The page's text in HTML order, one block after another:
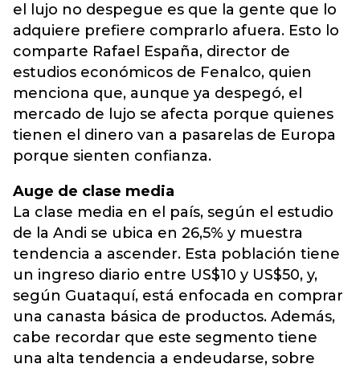
el lujo no despegue es que la gente que lo
adquiere prefiere comprarlo afuera. Esto lo
comparte Rafael España, director de
estudios económicos de Fenalco, quien
menciona que, aunque ya despegó, el
mercado de lujo se afecta porque quienes
tienen el dinero van a pasarelas de Europa
porque sienten confianza.
Auge de clase media
La clase media en el país, según el estudio
de la Andi se ubica en 26,5% y muestra
tendencia a ascender. Esta población tiene
un ingreso diario entre US$10 y US$50, y,
según Guataquí, está enfocada en comprar
una canasta básica de productos. Además,
cabe recordar que este segmento tiene
una alta tendencia a endeudarse, sobre